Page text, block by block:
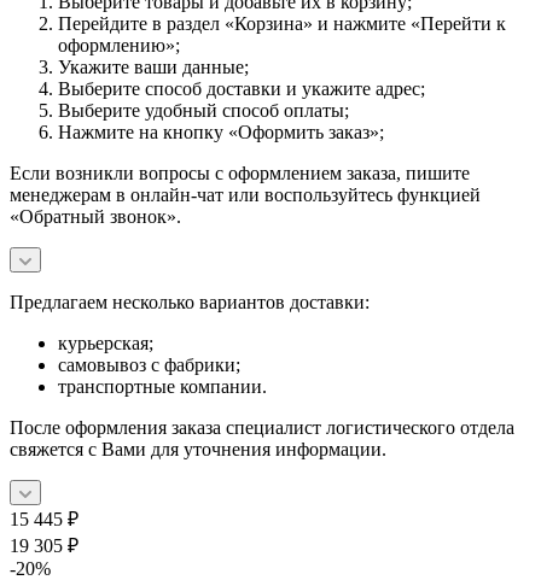
Перейдите в раздел «Корзина» и нажмите «Перейти к
оформлению»;
Укажите ваши данные;
Выберите способ доставки и укажите адрес;
Выберите удобный способ оплаты;
Нажмите на кнопку «Оформить заказ»;
Если возникли вопросы с оформлением заказа, пишите
менеджерам в онлайн-чат или воспользуйтесь функцией
«Обратный звонок».
Предлагаем несколько вариантов доставки:
курьерская;
самовывоз с фабрики;
транспортные компании.
После оформления заказа специалист логистического отдела
свяжется с Вами для уточнения информации.
15 445 ₽
19 305 ₽
-20%